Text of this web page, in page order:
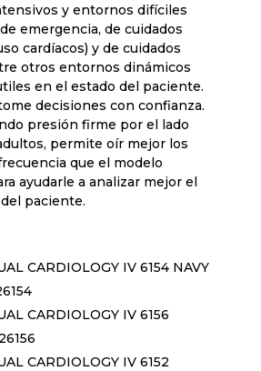
y entornos difíciles
emergencia, de cuidados
cardíacos) y de cuidados
otros entornos dinámicos
en el estado del paciente.
decisiones con confianza.
presión firme por el lado
permite oír mejor los
que el modelo
ayudarle a analizar mejor el
paciente.
CARDIOLOGY IV 6154 NAVY
CARDIOLOGY IV 6156
CARDIOLOGY IV 6152